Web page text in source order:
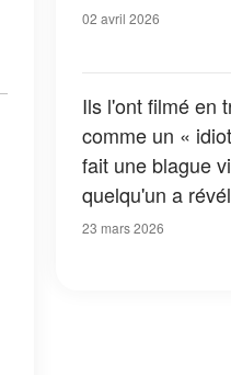
02 avril 2026
Ils l'ont filmé en
comme un «
fait une blague
quelqu'un a
23 mars 2026